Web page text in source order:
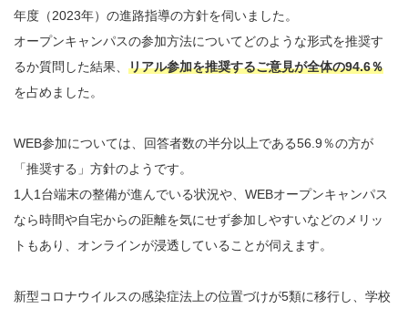
年度（2023年）の進路指導の方針を伺いました。
オープンキャンパスの参加方法についてどのような形式を推奨す
るか質問した結果、 リアル参加を推奨するご意見が全体の94.6％
を占めました。
WEB参加については、回答者数の半分以上である56.9％の方が
「推奨する」方針のようです。
1人1台端末の整備が進んでいる状況や、WEBオープンキャンパス
なら時間や自宅からの距離を気にせず参加しやすいなどのメリッ
トもあり、オンラインが浸透していることが伺えます。
新型コロナウイルスの感染症法上の位置づけが5類に移行し、学校